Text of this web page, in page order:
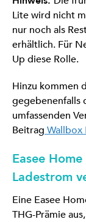
Lite wird nicht
nur noch als
erhältlich. Für
Up diese Rolle.
Hinzu kommen
gegebenenfalls
umfassenden
Beitrag Wallbox
Easee
Ladestrom
Eine Easee
THG-Prämie